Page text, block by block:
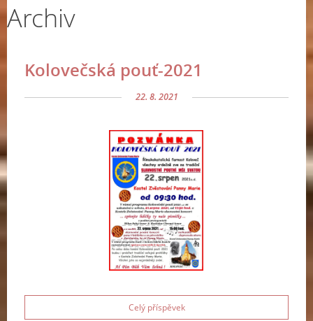
Archiv
Kolovečská pouť-2021
22. 8. 2021
Celý příspěvek